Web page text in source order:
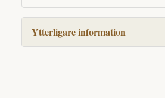
Ytterligare information